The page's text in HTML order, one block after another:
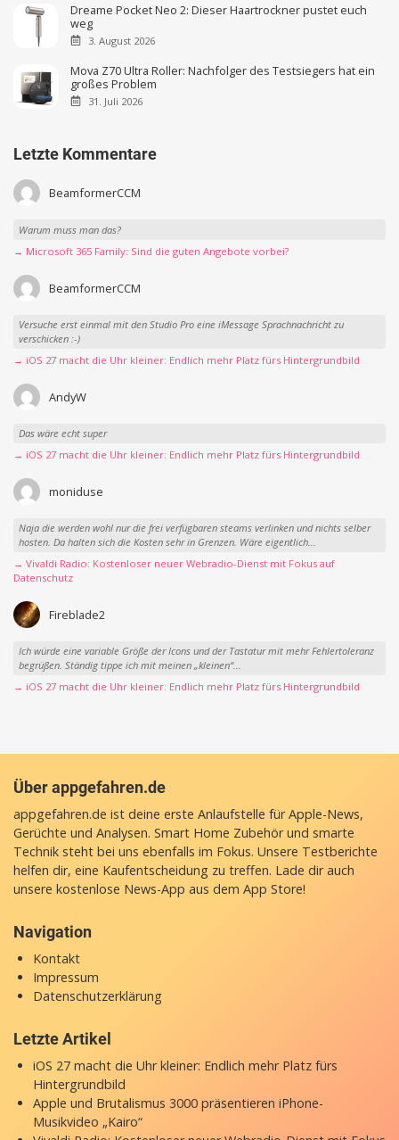
Dreame Pocket Neo 2: Dieser Haartrockner pustet euch
weg
3. August 2026
Mova Z70 Ultra Roller: Nachfolger des Testsiegers hat ein
großes Problem
31. Juli 2026
Letzte Kommentare
BeamformerCCM
Warum muss man das?
→ Microsoft 365 Family: Sind die guten Angebote vorbei?
BeamformerCCM
Versuche erst einmal mit den Studio Pro eine iMessage Sprachnachricht zu
verschicken :-)
→ iOS 27 macht die Uhr kleiner: Endlich mehr Platz fürs Hintergrundbild
AndyW
Das wäre echt super
→ iOS 27 macht die Uhr kleiner: Endlich mehr Platz fürs Hintergrundbild
moniduse
Naja die werden wohl nur die frei verfügbaren steams verlinken und nichts selber
hosten. Da halten sich die Kosten sehr in Grenzen. Wäre eigentlich...
→ Vivaldi Radio: Kostenloser neuer Webradio-Dienst mit Fokus auf
Datenschutz
Fireblade2
Ich würde eine variable Größe der Icons und der Tastatur mit mehr Fehlertoleranz
begrüßen. Ständig tippe ich mit meinen „kleinen“...
→ iOS 27 macht die Uhr kleiner: Endlich mehr Platz fürs Hintergrundbild
Über appgefahren.de
appgefahren.de ist deine erste Anlaufstelle für Apple-News,
Gerüchte und Analysen. Smart Home Zubehör und smarte
Technik steht bei uns ebenfalls im Fokus. Unsere Testberichte
helfen dir, eine Kaufentscheidung zu treffen. Lade dir auch
unsere kostenlose News-App aus dem App Store!
Navigation
Kontakt
Impressum
Datenschutzerklärung
Letzte Artikel
iOS 27 macht die Uhr kleiner: Endlich mehr Platz fürs
Hintergrundbild
Apple und Brutalismus 3000 präsentieren iPhone-
Musikvideo „Kairo“